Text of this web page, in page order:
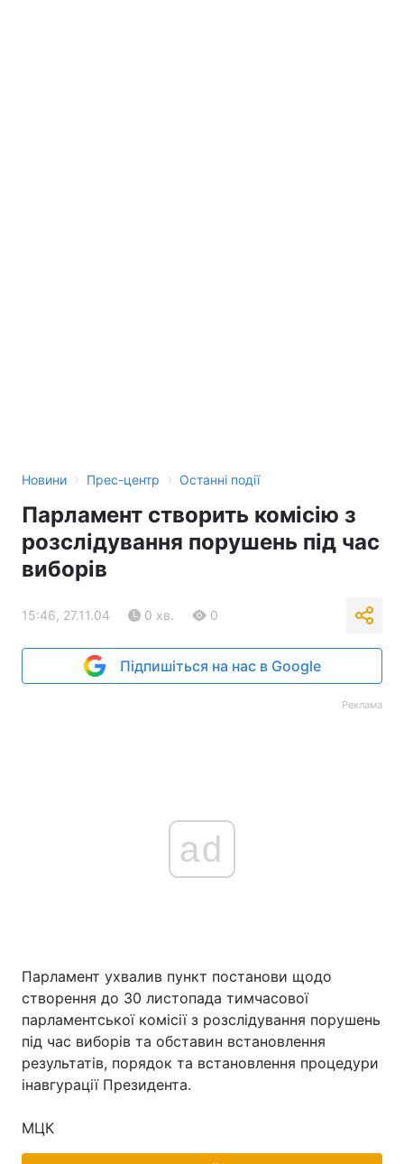
Новини › Прес-центр › Останні події
Парламент створить комісію з
розслідування порушень під час
виборів
15:46, 27.11.04 0 хв. 0
Підпишіться на нас в Google
Реклама
ad
Парламент ухвалив пункт постанови щодо
створення до 30 листопада тимчасової
парламентської комісії з розслідування порушень
під час виборів та обставин встановлення
результатів, порядок та встановлення процедури
інавгурації Президента.
МЦК